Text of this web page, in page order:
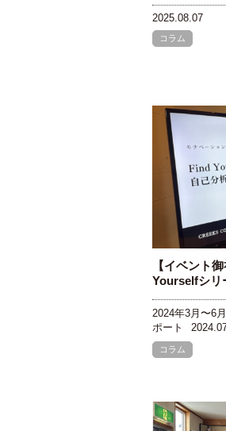
2025.08.07
コラム
【イベント
Yourselfシリ
2024年3月〜6
ポート
コラム